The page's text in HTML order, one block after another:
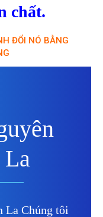
chất.
ĐỔI NÓ BẰNG
La
La Chúng tôi